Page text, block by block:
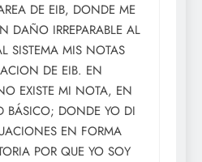
DE EIB, DONDE ME
DAÑO IRREPARABLE AL
SISTEMA MIS NOTAS
DE EIB. EN
EXISTE MI NOTA, EN
BÁSICO; DONDE YO DI
EN FORMA
POR QUE YO SOY